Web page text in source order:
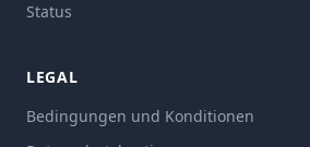
Status
LEGAL
Bedingungen und Konditionen